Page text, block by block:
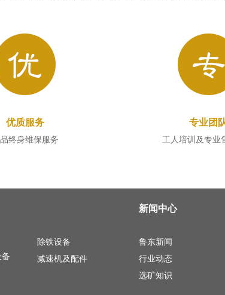
优质服务
终身维保服务
专业团
工人培训及专业
鲁东新闻
行业动态
选矿知识
新闻中心
除铁设备
减速机及配件